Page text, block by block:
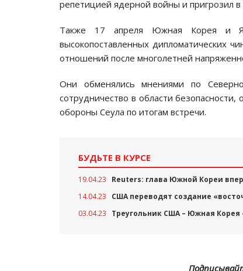
репетицией ядерной войны и пригрозил
Также 17 апреля Южная Корея и
высокопоставленных дипломатических
отношений после многолетней
Они обменялись мнениями по
сотрудничество в области
обороны Сеула по итогам встречи.
БУДЬТЕ В КУРСЕ
19.04.23
Reuters: глава Южной Кореи
14.04.23
США переводят создание
03.04.23
Треугольник США – Южная